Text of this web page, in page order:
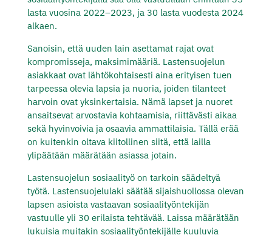
lasta vuosina 2022–2023, ja 30 lasta vuodesta 2024
alkaen.
Sanoisin, että uuden lain asettamat rajat ovat
kompromisseja, maksimimääriä. Lastensuojelun
asiakkaat ovat lähtökohtaisesti aina erityisen tuen
tarpeessa olevia lapsia ja nuoria, joiden tilanteet
harvoin ovat yksinkertaisia. Nämä lapset ja nuoret
ansaitsevat arvostavia kohtaamisia, riittävästi aikaa
sekä hyvinvoivia ja osaavia ammattilaisia. Tällä erää
on kuitenkin oltava kiitollinen siitä, että lailla
ylipäätään määrätään asiassa jotain.
Lastensuojelun sosiaalityö on tarkoin säädeltyä
työtä. Lastensuojelulaki säätää sijaishuollossa olevan
lapsen asioista vastaavan sosiaalityöntekijän
vastuulle yli 30 erilaista tehtävää. Laissa määrätään
lukuisia muitakin sosiaalityöntekijälle kuuluvia